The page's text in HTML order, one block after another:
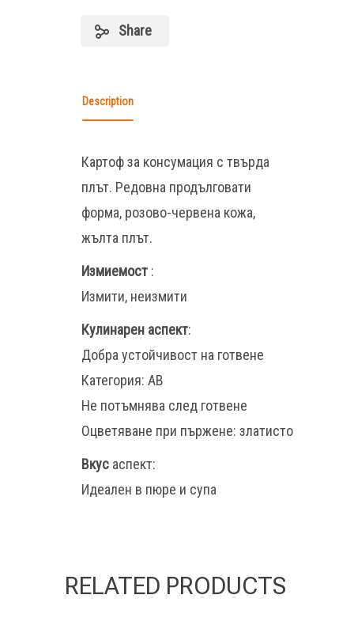
Share
Description
Картоф за консумация с твърда
плът. Редовна продълговати
форма, розово-червена кожа,
жълта плът.
Измиемост :
Измити, неизмити
Кулинарен аспект:
Добра устойчивост на готвене
Категория: AB
Не потъмнява след готвене
Оцветяване при пържене: златисто
Вкус аспект:
Идеален в пюре и супа
RELATED PRODUCTS